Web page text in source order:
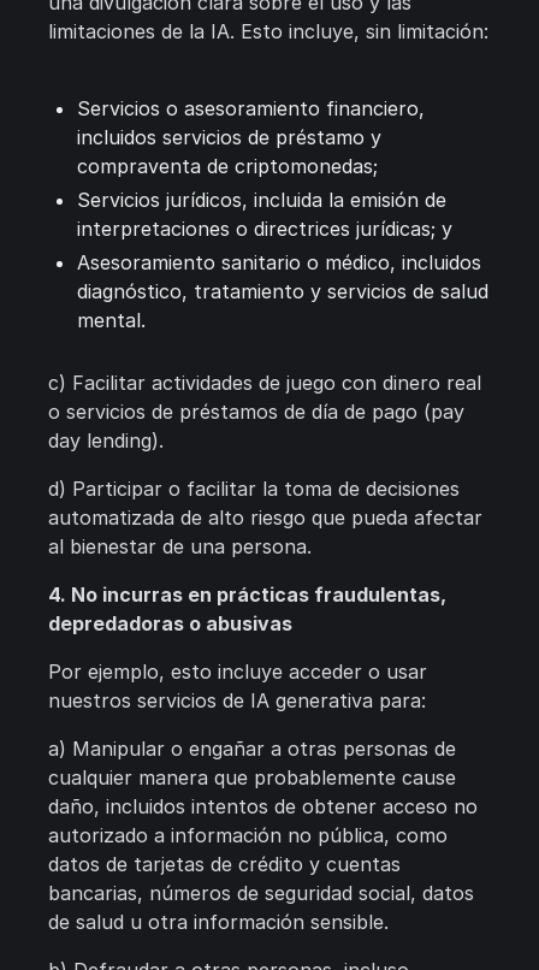
limitaciones de la IA. Esto incluye, sin limitación:
Servicios o asesoramiento financiero,
incluidos servicios de préstamo y
compraventa de criptomonedas;
Servicios jurídicos, incluida la emisión de
interpretaciones o directrices jurídicas; y
Asesoramiento sanitario o médico, incluidos
diagnóstico, tratamiento y servicios de salud
mental.
c) Facilitar actividades de juego con dinero real
o servicios de préstamos de día de pago (pay
day lending).
d) Participar o facilitar la toma de decisiones
automatizada de alto riesgo que pueda afectar
al bienestar de una persona.
4. No incurras en prácticas fraudulentas,
depredadoras o abusivas
Por ejemplo, esto incluye acceder o usar
nuestros servicios de IA generativa para:
a) Manipular o engañar a otras personas de
cualquier manera que probablemente cause
daño, incluidos intentos de obtener acceso no
autorizado a información no pública, como
datos de tarjetas de crédito y cuentas
bancarias, números de seguridad social, datos
de salud u otra información sensible.